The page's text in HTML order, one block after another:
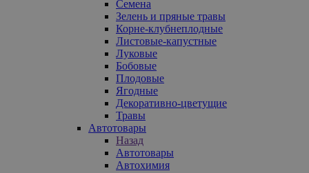
Семена
Зелень и пряные травы
Корне-клубнеплодные
Листовые-капустные
Луковые
Бобовые
Плодовые
Ягодные
Декоративно-цветущие
Травы
Автотовары
Назад
Автотовары
Автохимия